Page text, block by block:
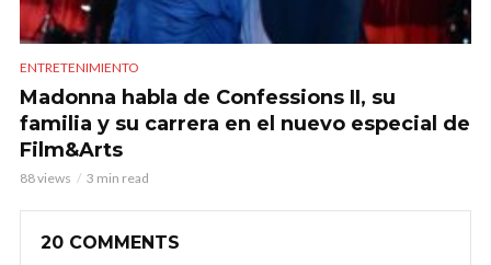
ENTRETENIMIENTO
Madonna habla de Confessions II, su
familia y su carrera en el nuevo especial de
Film&Arts
88 views 3 min read
20 COMMENTS